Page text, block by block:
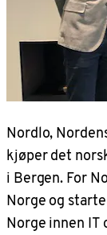
Nordlo,
kjøper det
i Bergen. For
Norge og
Norge innen